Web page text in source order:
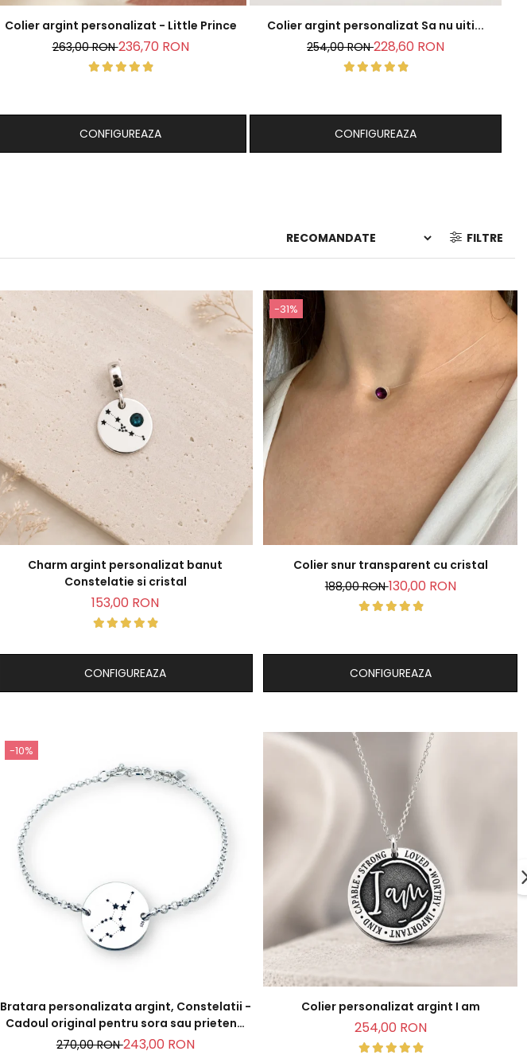
Colier argint personalizat - Little Prince
263,00 RON236,70 RON
CONFIGUREAZA
Colier argint personalizat Sa nu uiti...
254,00 RON228,60 RON
CONFIGUREAZA
FILTRE
Charm argint personalizat banut
Constelatie si cristal
153,00 RON
CONFIGUREAZA
-31%
Colier snur transparent cu cristal
188,00 RON130,00 RON
CONFIGUREAZA
-10%
Bratara personalizata argint, Constelatii -
Cadoul original pentru sora sau prietena
ta
270,00 RON243,00 RON
Colier personalizat argint I am
254,00 RON